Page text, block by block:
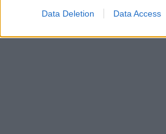
Data Deletion Data Access